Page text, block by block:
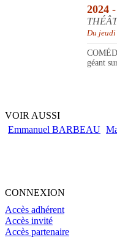
2024
Du jeudi
géant
VOIR AUSSI
Emmanuel BARBEAU
CONNEXION
Accès adhérent
Accès invité
Accès partenaire